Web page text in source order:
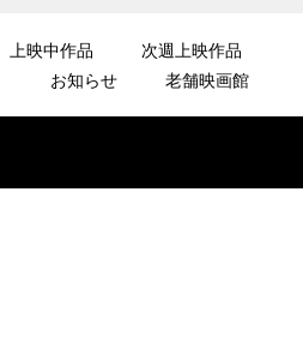
上映中作品
次週上映作品
お知らせ 老舗映画館